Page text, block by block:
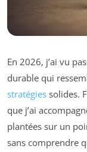
En 2026, j’ai vu
durable qui
stratégies solides.
que j’ai
plantées sur un
sans comprendre